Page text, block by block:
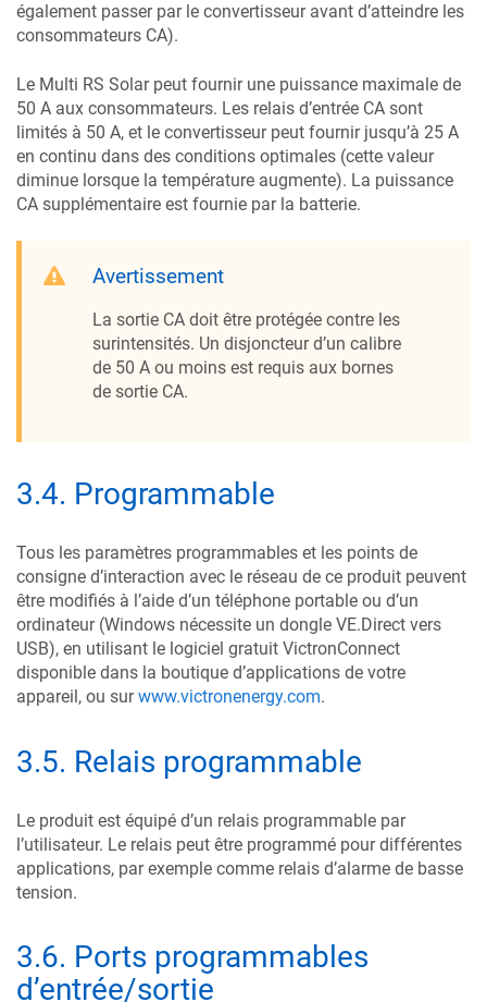
également passer par le convertisseur avant d’atteindre les
consommateurs CA).
Le Multi RS Solarpeut fournir une puissance maximale de
50 A aux consommateurs. Les relais d’entrée CA sont
limités à 50 A, et le convertisseur peut fournir jusqu’à 25 A
en continu dans des conditions optimales (cette valeur
diminue lorsque la température augmente). La puissance
CA supplémentaire est fournie par la batterie.
Avertissement
La sortie CA doit être protégée contre les
surintensités. Un disjoncteur d’un calibre
de 50 A ou moins est requis aux bornes
de sortie CA.
3.4. Programmable
Tous les paramètres programmables et les points de
consigne d’interaction avec le réseau de ce produit peuvent
être modifiés à l’aide d’un téléphone portable ou d’un
ordinateur (Windows nécessite un dongle VE.Direct vers
USB), en utilisant le logiciel gratuit VictronConnect
disponible dans la boutique d’applications de votre
appareil, ou surwww.victronenergy.com.
3.5. Relais programmable
Le produit est équipé d’un relais programmable par
l’utilisateur. Le relais peut être programmé pour différentes
applications, par exemple comme relais d’alarme de basse
tension.
3.6. Ports programmables
d’entrée/sortie